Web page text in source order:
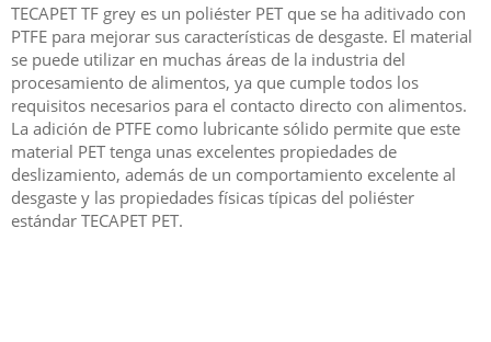
TECAPET TF grey es un poliéster PET que se ha aditivado con
PTFE para mejorar sus características de desgaste. El material
se puede utilizar en muchas áreas de la industria del
procesamiento de alimentos, ya que cumple todos los
requisitos necesarios para el contacto directo con alimentos.
La adición de PTFE como lubricante sólido permite que este
material PET tenga unas excelentes propiedades de
deslizamiento, además de un comportamiento excelente al
desgaste y las propiedades físicas típicas del poliéster
estándar TECAPET PET.